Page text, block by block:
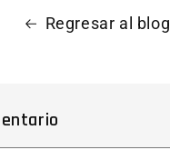
Regresar al blog